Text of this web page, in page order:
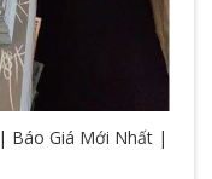
Báo Giá Mới Nhất |